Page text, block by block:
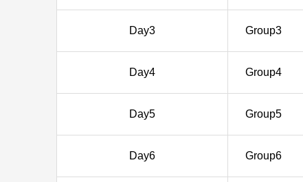
Day3 Group3
Day4 Group4
Day5 Group5
Day6 Group6